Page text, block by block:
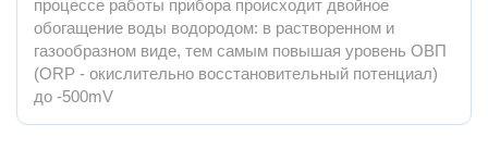
процессе работы прибора происходит двойное
обогащение воды водородом: в растворенном и
газообразном виде, тем самым повышая уровень ОВП
(ORP - окислительно восстановительный потенциал)
до -500mV